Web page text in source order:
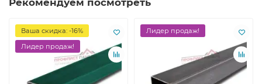
Ваша скидка: -16%
Лидер продаж!
Лидер продаж!